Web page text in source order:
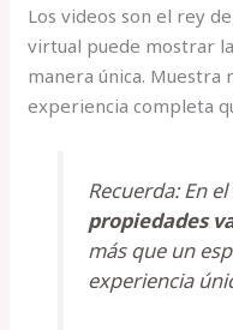
Los videos son el rey
virtual puede mostrar
manera única. Muestra
experiencia completa
Recuerda: En el
propiedades
más que un
experiencia